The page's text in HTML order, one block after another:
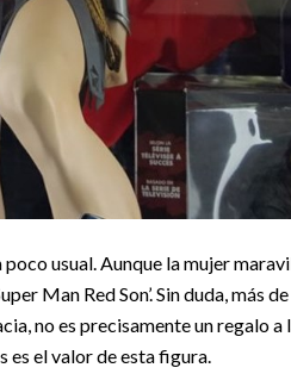
usual. Aunque la mujer
Man Red Son’. Sin duda, más
no es precisamente un regalo
es el valor de esta figura.